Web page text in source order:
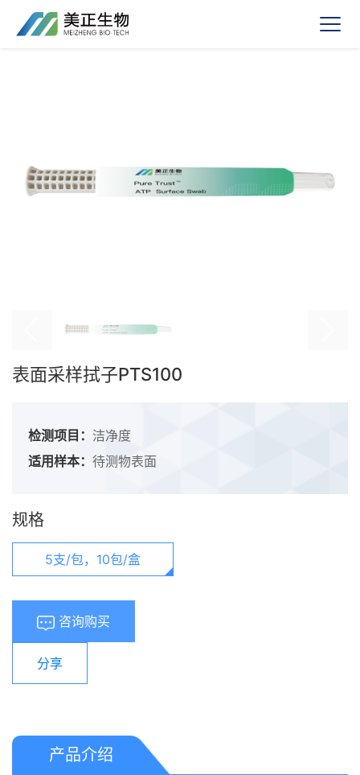
表面采样拭子PTS100
检测项目： 洁净度
适用样本： 待测物表面
规格
5支/包，10包/盒
咨询购买
分享
产品介绍